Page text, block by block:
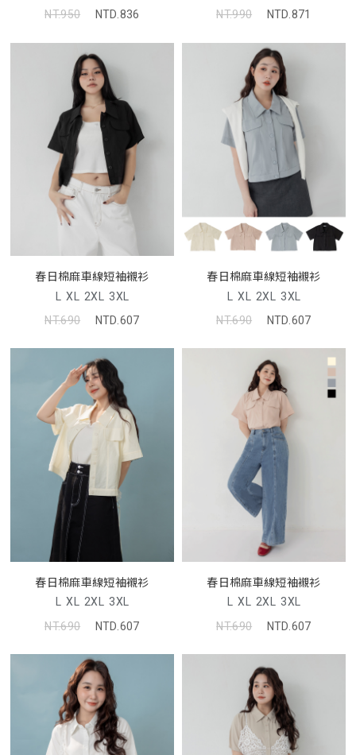
NT.950
NTD.836
NT.990
NTD.871
春日棉麻車線短袖襯衫
L XL 2XL 3XL
NT.690
NTD.607
春日棉麻車線短袖襯衫
L XL 2XL 3XL
NT.690
NTD.607
春日棉麻車線短袖襯衫
L XL 2XL 3XL
NT.690
NTD.607
春日棉麻車線短袖襯衫
L XL 2XL 3XL
NT.690
NTD.607